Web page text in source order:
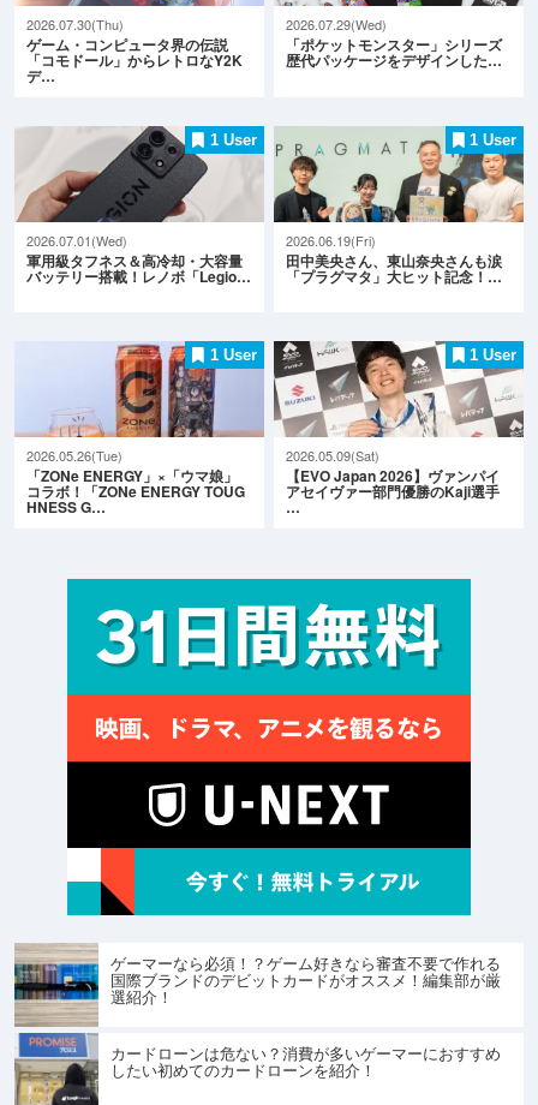
2026.07.30(Thu)
ゲーム・コンピュータ界の伝説
「コモドール」からレトロなY2K
デ…
2026.07.29(Wed)
「ポケットモンスター」シリーズ
歴代パッケージをデザインした…
1 User
2026.07.01(Wed)
軍用級タフネス＆高冷却・大容量
バッテリー搭載！レノボ「Legio…
1 User
2026.06.19(Fri)
田中美央さん、東山奈央さんも涙
「プラグマタ」大ヒット記念！…
1 User
2026.05.26(Tue)
「ZONe ENERGY」×「ウマ娘」
コラボ！「ZONe ENERGY TOUG
HNESS G…
1 User
2026.05.09(Sat)
【EVO Japan 2026】ヴァンパイ
アセイヴァー部門優勝のKaji選手
…
ゲーマーなら必須！？ゲーム好きなら審査不要で作れる
国際ブランドのデビットカードがオススメ！編集部が厳
選紹介！
カードローンは危ない？消費が多いゲーマーにおすすめ
したい初めてのカードローンを紹介！